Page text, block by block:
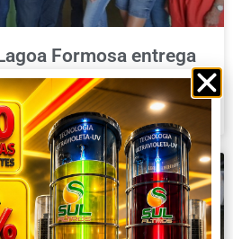
Formosa entrega
Amizade cheques no
40 mil reais